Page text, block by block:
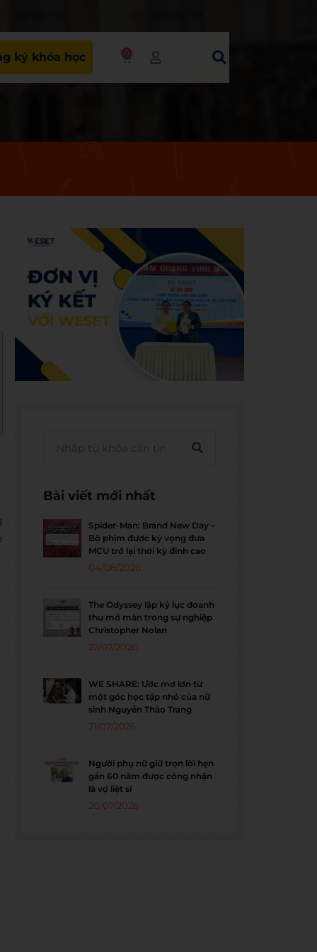
ký khóa học 0
Bài viết mới nhất
Spider-Man: Brand New Day –
Bộ phim được kỳ vọng đưa
MCU trở lại thời kỳ đỉnh cao
04/08/2026
The Odyssey lập kỷ lục doanh
thu mở màn trong sự nghiệp
Christopher Nolan
22/07/2026
WE SHARE: Ước mơ lớn từ
một góc học tập nhỏ của nữ
sinh Nguyễn Thảo Trang
21/07/2026
Người phụ nữ giữ trọn lời hẹn
gần 60 năm được công nhận
là vợ liệt sĩ
20/07/2026